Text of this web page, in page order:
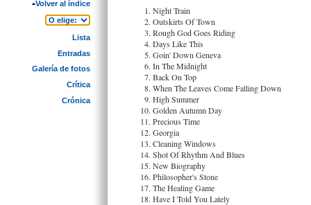
Volver al índice
Lista
Entradas
Galería de fotos
Crítica
Crónica
Night Train
Outskirts Of Town
Rough God Goes Riding
Days Like This
Goin' Down Geneva
In The Midnight
Back On Top
When The Leaves Come Falling Down
High Summer
Golden Autumn Day
Precious Time
Georgia
Cleaning Windows
Shot Of Rhythm And Blues
New Biography
Philosopher's Stone
The Healing Game
Have I Told You Lately